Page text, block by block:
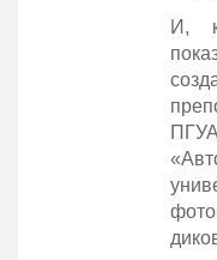
И,